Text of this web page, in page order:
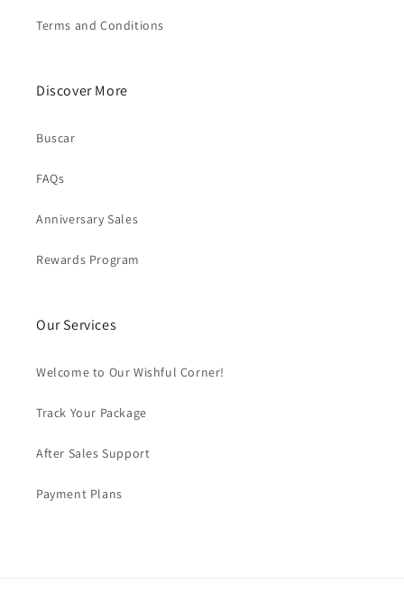
Terms and Conditions
Discover More
Buscar
FAQs
Anniversary Sales
Rewards Program
Our Services
Welcome to Our Wishful Corner!
Track Your Package
After Sales Support
Payment Plans